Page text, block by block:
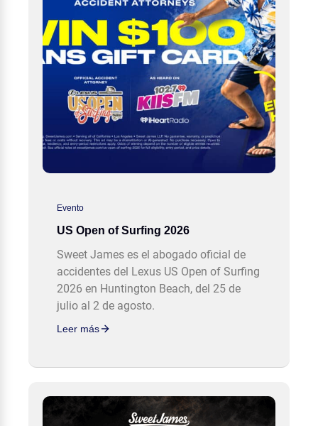
Evento
US Open of Surfing 2026
Sweet James es el abogado oficial de
accidentes del Lexus US Open of Surfing
2026 en Huntington Beach, del 25 de
julio al 2 de agosto.
Leer más